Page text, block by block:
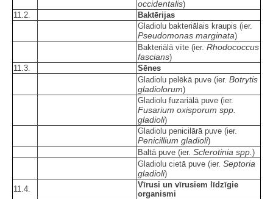
occidentalis)
11.2.
Baktērijas
Gladiolu bakteriālais kraupis (ier.
Pseudomonas marginata)
Bakteriālā vīte (ier. Rhodococcus
fascians)
11.3.
Sēnes
Gladiolu pelēkā puve (ier. Botrytis
gladiolorum)
Gladiolu fuzariālā puve (ier.
Fusarium oxisporum spp.
gladioli)
Gladiolu penicilārā puve (ier.
Penicillium gladioli)
Baltā puve (ier. Sclerotinia spp. )
Gladiolu cietā puve (ier. Septoria
gladioli)
11.4.
Vīrusi un vīrusiem līdzīgie
organismi